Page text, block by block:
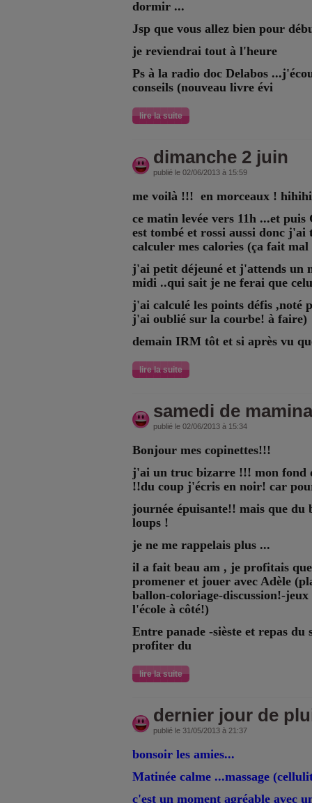
dormir ...
Jsp que vous allez bien pour
je reviendrai tout à l'heure
Ps à la radio doc Delabos
conseils (nouveau livre évi
lire la suite
dimanche 2 juin
publié le 02/06/2013 à 15:59
me voilà !!! en morceaux ! hihihi
ce matin levée vers 11h ...et puis
est tombé et rossi aussi donc j'ai
calculer mes calories (ça fait
j'ai petit déjeuné et j'attends un
midi ..qui sait je ne ferai que
j'ai calculé les points défis ,noté
j'ai oublié sur la courbe! à faire)
demain IRM tôt et si après vu
lire la suite
samedi de
publié le 02/06/2013 à 15:34
Bonjour mes copinettes!!!
j'ai un truc bizarre !!! mon fond
!!du coup j'écris en noir! car
journée épuisante!! mais que du
loups !
je ne me rappelais plus ...
il a fait beau am , je profitais
promener et jouer avec Adèle
ballon-coloriage-discussion!-jeux
l'école à côté!)
Entre panade -sièste et repas
profiter du
lire la suite
dernier jour de
publié le 31/05/2013 à 21:37
bonsoir les amies...
Matinée calme ...massage
c'est un moment agréable avec